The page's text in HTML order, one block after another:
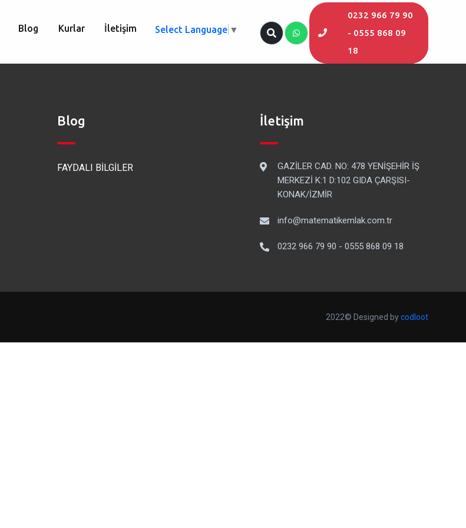
Blog Kurlar İletişim Select Language ▼
0232 966 79 90
- 0555 868 09
18
Blog
FAYDALI BİLGİLER
İletişim
GAZİLER CAD. NO: 478 YENİŞEHİR İŞ
MERKEZİ K:1 D:102 GIDA ÇARŞISI-
KONAK/İZMİR
info@matematikemlak.com.tr
0232 966 79 90 - 0555 868 09 18
2022© Designed bycodloot